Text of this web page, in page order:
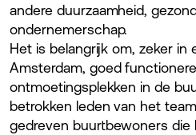
andere duurzaamheid,
ondernemerschap.
Het is belangrijk om, zeker in
Amsterdam, goed
ontmoetingsplekken in de
betrokken leden van het
gedreven buurtbewoners die